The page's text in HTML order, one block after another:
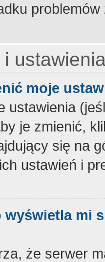
moje
ustawienia
je zmienić,
się na
ustawień i
wyświetla mi
że serwer